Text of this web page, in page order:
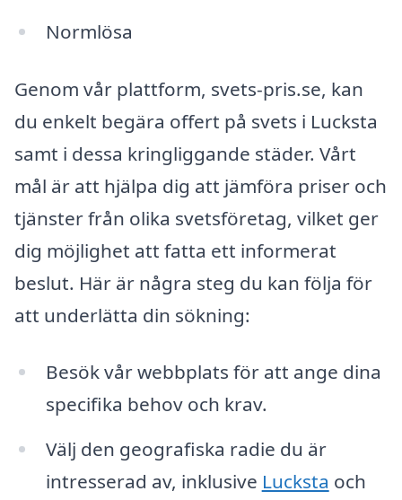
Normlösa
Genom vår plattform, svets-pris.se, kan
du enkelt begära offert på svets i Lucksta
samt i dessa kringliggande städer. Vårt
mål är att hjälpa dig att jämföra priser och
tjänster från olika svetsföretag, vilket ger
dig möjlighet att fatta ett informerat
beslut. Här är några steg du kan följa för
att underlätta din sökning:
Besök vår webbplats för att ange dina
specifika behov och krav.
Välj den geografiska radie du är
intresserad av, inklusive Lucksta och